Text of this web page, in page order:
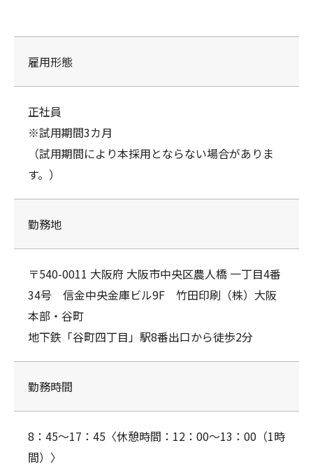
雇用形態
正社員
※試用期間3カ月
（試用期間により本採用とならない場合がありま
す。）
勤務地
〒540-0011 大阪府 大阪市中央区農人橋 一丁目4番
34号 信金中央金庫ビル9F 竹田印刷（株）大阪
本部・谷町
地下鉄「谷町四丁目」駅8番出口から徒歩2分
勤務時間
8：45～17：45〈休憩時間：12：00～13：00（1時
間）〉